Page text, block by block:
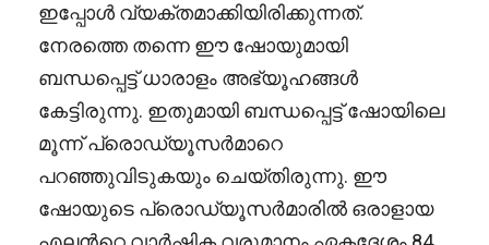
ഇപ്പോൾ വ്യക്തമാക്കിയിരിക്കുന്നത്.
നേരത്തെ തന്നെ ഈ ഷോയുമായി
ബന്ധപ്പെട്ട് ധാരാളം അഭ്യൂഹങ്ങൾ
കേട്ടിരുന്നു. ഇതുമായി ബന്ധപ്പെട്ട് ഷോയിലെ
മൂന്ന് പ്രൊഡ്യൂസർമാറെ
പറഞ്ഞുവിടുകയും ചെയ്തിരുന്നു. ഈ
ഷോയുടെ പ്രൊഡ്യൂസർമാരിൽ ഒരാളായ